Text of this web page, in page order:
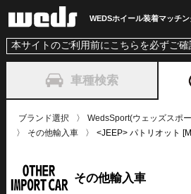
WEDSホイール装着マッチン
本サイトのご利用前にこちらを必ずご
車種検索
ブランド選択 WedsSport(ウェッズスポ
その他輸入車
<JEEP> パトリオット
その他輸入車